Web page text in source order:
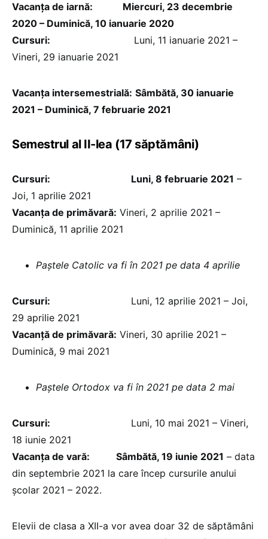
Vacanța de iarnă:
Miercuri, 23 decembrie
2020 – Duminică, 10 ianuarie 2020
Cursuri: Luni, 11 ianuarie 2021 –
Vineri, 29 ianuarie 2021
Vacanţa intersemestrială: Sâmbătă, 30 ianuarie
2021 – Duminică, 7 februarie 2021
Semestrul al II-lea (17 săptămâni)
Cursuri: Luni, 8 februarie 2021 –
Joi, 1 aprilie 2021
Vacanţa de primăvară: Vineri, 2 aprilie 2021 –
Duminică, 11 aprilie 2021
Paștele Catolic va fi în 2021 pe data 4 aprilie
Cursuri: Luni, 12 aprilie 2021 – Joi,
29 aprilie 2021
Vacanță de primăvară: Vineri, 30 aprilie 2021 –
Duminică, 9 mai 2021
Paștele Ortodox va fi în 2021 pe data 2 mai
Cursuri: Luni, 10 mai 2021 – Vineri,
18 iunie 2021
Vacanţa de vară: Sâmbătă, 19 iunie 2021 – data
din septembrie 2021 la care încep cursurile anului
şcolar 2021 – 2022.
Elevii de clasa a XII-a vor avea doar 32 de săptămâni